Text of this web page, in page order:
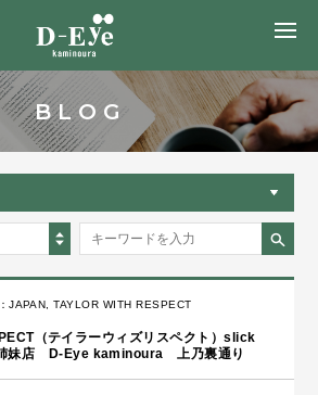
BLOG
JAPAN ,TAYLOR WITH RESPECT
（テイラーウィズリスペクト）slick
妹店 D-Eye kaminoura 上乃裏通り